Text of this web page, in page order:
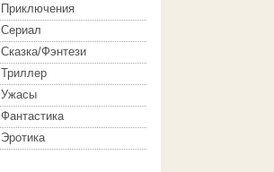
Приключения
Сериал
Сказка/Фэнтези
Триллер
Ужасы
Фантастика
Эротика